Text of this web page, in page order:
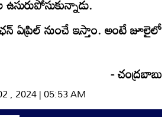
ఏప్రిల్‌ నుంచే ఇస్తాం. అంటే జూలైలో
- చంద్రబాబు
, 2024 | 05:53 AM